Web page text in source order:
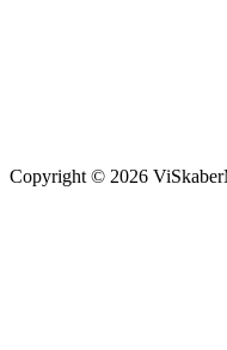
Copyright © 2026